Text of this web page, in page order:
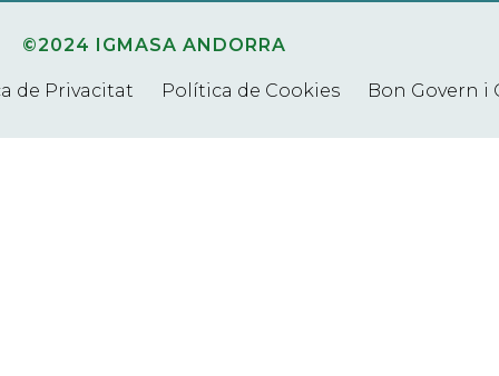
©2024 IGMASA ANDORRA
de Privacitat Política de Cookies Bon Govern i